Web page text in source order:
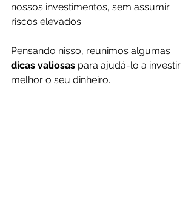
nossos investimentos, sem assumir
riscos elevados.
Pensando nisso, reunimos algumas
dicas valiosas para ajudá-lo a investir
melhor o seu dinheiro.